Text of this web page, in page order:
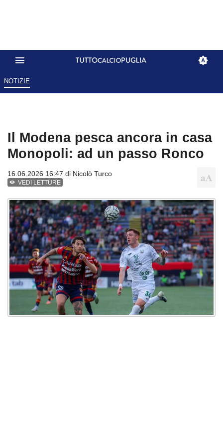
NOTIZIE
Il Modena pesca ancora in casa
Monopoli: ad un passo Ronco
16.06.2026 16:47 di Nicolò Turco
VEDI LETTURE